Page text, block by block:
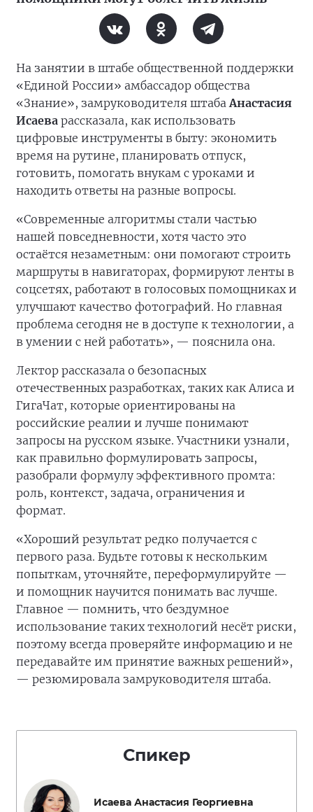
На занятии в штабе общественной поддержки
«Единой России» амбассадор общества
«Знание», замруководителя штабаАнастасия
Исаева рассказала, как использовать
цифровые инструменты в быту: экономить
время на рутине, планировать отпуск,
готовить, помогать внукам с уроками и
находить ответы на разные вопросы.
«Современные алгоритмы стали частью
нашей повседневности, хотя часто это
остаётся незаметным: они помогают строить
маршруты в навигаторах, формируют ленты в
соцсетях, работают в голосовых помощниках и
улучшают качество фотографий. Но главная
проблема сегодня не в доступе к технологии, а
в умении с ней работать», — пояснила она.
Лектор рассказала о безопасных
отечественных разработках, таких как Алиса и
ГигаЧат, которые ориентированы на
российские реалии и лучше понимают
запросы на русском языке. Участники узнали,
как правильно формулировать запросы,
разобрали формулу эффективного промта:
роль, контекст, задача, ограничения и
формат.
«Хороший результат редко получается с
первого раза. Будьте готовы к нескольким
попыткам, уточняйте, переформулируйте —
и помощник научится понимать вас лучше.
Главное — помнить, что бездумное
использование таких технологий несёт риски,
поэтому всегда проверяйте информацию и не
передавайте им принятие важных решений»,
— резюмировала замруководителя штаба.
Спикер
Исаева Анастасия Георгиевна